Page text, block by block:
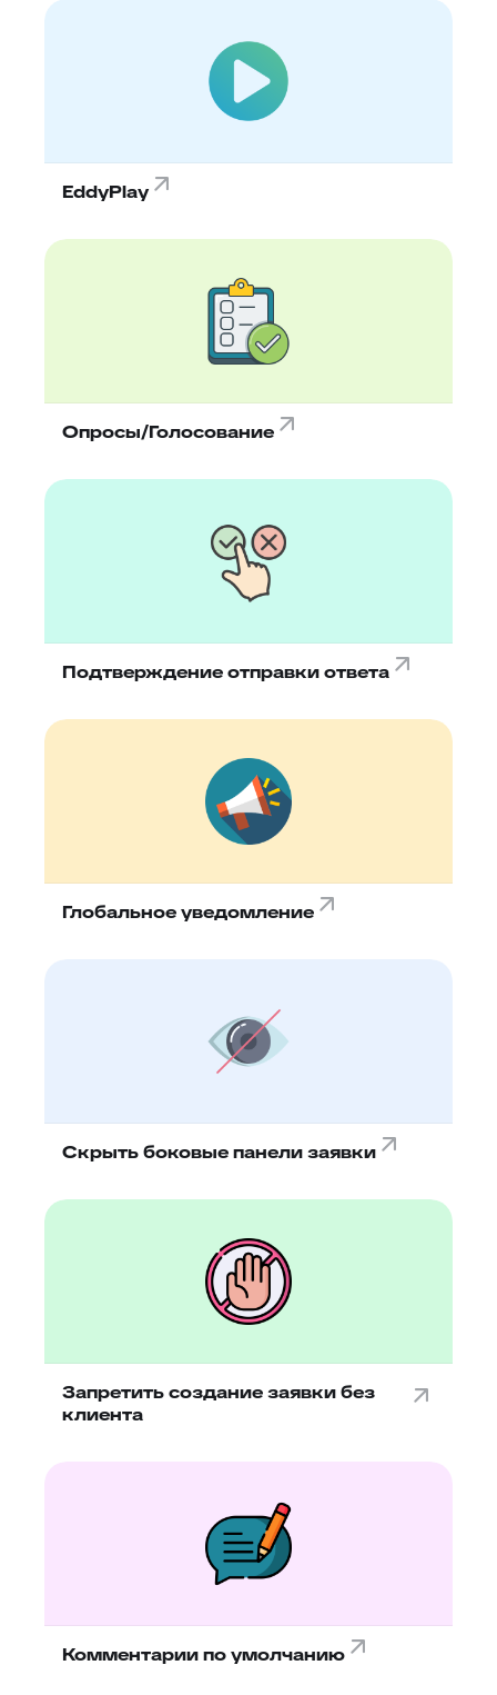
EddyPlay
Опросы/Голосование
Подтверждение отправки ответа
Глобальное уведомление
Скрыть боковые панели заявки
Запретить создание заявки без
клиента
Комментарии по умолчанию